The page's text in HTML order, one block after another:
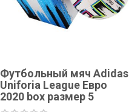
Футбольный мяч Adidas
Uniforia League Евро
2020 box размер 5